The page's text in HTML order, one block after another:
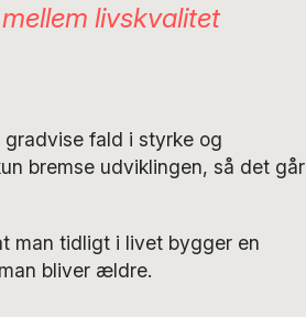
livskvalitet
fald i styrke og
bremse udviklingen, så det går
man tidligt i livet bygger en
bliver ældre.